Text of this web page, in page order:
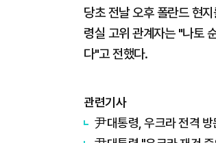
당초 전날 오후 폴란드 현
령실 고위 관계자는 "나토
다"고 전했다.
관련기사
尹대통령, 우크라 전격